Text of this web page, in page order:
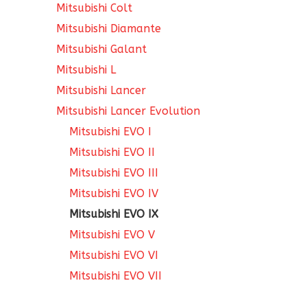
Mitsubishi Colt
Mitsubishi Diamante
Mitsubishi Galant
Mitsubishi L
Mitsubishi Lancer
Mitsubishi Lancer Evolution
Mitsubishi EVO I
Mitsubishi EVO II
Mitsubishi EVO III
Mitsubishi EVO IV
Mitsubishi EVO IX
Mitsubishi EVO V
Mitsubishi EVO VI
Mitsubishi EVO VII